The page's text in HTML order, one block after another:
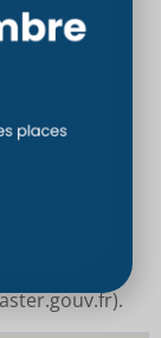
cursus
(dès la 4e
écoles
de